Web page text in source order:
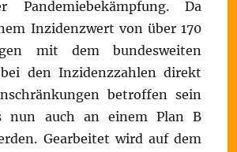
Pandemiebekämpfung. Da
Inzidenzwert von über 170
mit dem bundesweiten
den Inzidenzzahlen direkt
betroffen sein
nun auch an einem Plan B
Gearbeitet wird auf dem